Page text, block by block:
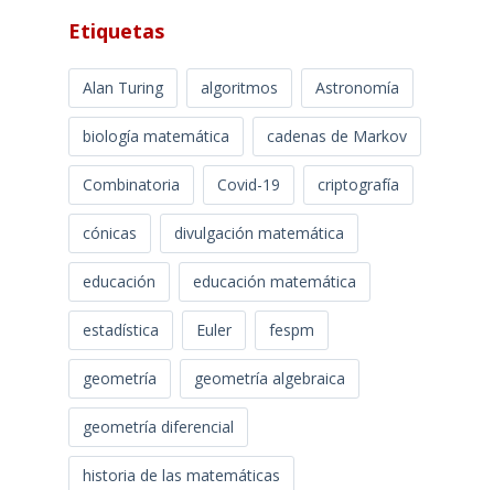
Etiquetas
Alan Turing algoritmos Astronomía
biología matemática cadenas de Markov
Combinatoria Covid-19 criptografía
cónicas divulgación matemática
educación educación matemática
estadística Euler fespm
geometría geometría algebraica
geometría diferencial
historia de las matemáticas